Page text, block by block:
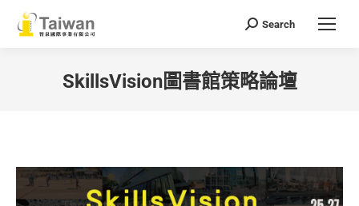
Search:
Search
SkillsVision圖書館策略論壇